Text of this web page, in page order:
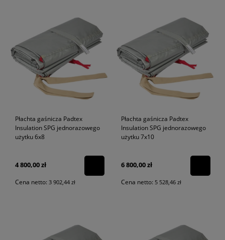
Płachta gaśnicza Padtex
Insulation SPG jednorazowego
użytku 6x8
4 800,00 zł
Cena netto: 3 902,44 zł
Płachta gaśnicza Padtex
Insulation SPG jednorazowego
użytku 7x10
6 800,00 zł
Cena netto: 5 528,46 zł